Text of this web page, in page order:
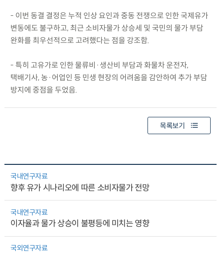
- 이번 동결 결정은 누적 인상 요인과 중동 전쟁으로 인한 국제유가
변동에도 불구하고, 최근 소비자물가 상승세 및 국민의 물가 부담
완화를 최우선적으로 고려했다는 점을 강조함.
- 특히 고유가로 인한 물류비·생산비 부담과 화물차 운전자,
택배기사, 농·어업인 등 민생 현장의 어려움을 감안하여 추가 부담
방지에 중점을 두었음.
목록보기
국내연구자료
향후 유가 시나리오에 따른 소비자물가 전망
국내연구자료
이자율과 물가 상승이 불평등에 미치는 영향
국외연구자료